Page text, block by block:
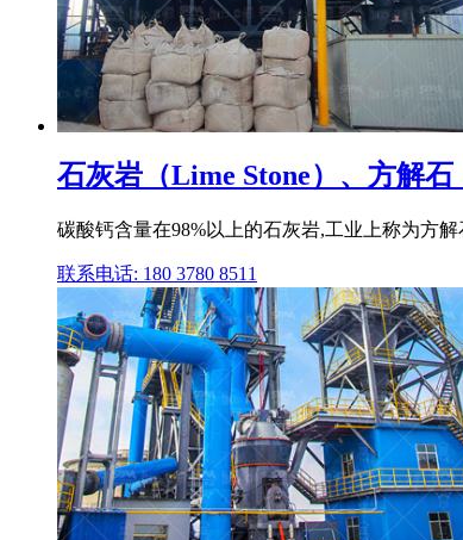
石灰岩（Lime Stone）、方解
碳酸钙含量在98%以上的石灰岩,工业上称为方
联系电话: 180 3780 8511